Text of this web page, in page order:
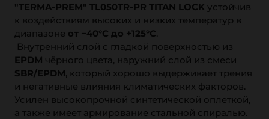
"TERMA-PREM" TL050TR-PR TITAN LOCK устойчив
к воздействиям высоких и низких температур в
диапазоне от −40°C до +125°C.
Внутренний слой с гладкой поверхностью из
EPDМ чёрного цвета, наружний слой из смеси
SBR/EPDМ, который хорошо выдерживает трения
и негативные влияния климатических факторов.
Усилен высокопрочной синтетической оплеткой,
а также имеет армирование стальной спиралью.